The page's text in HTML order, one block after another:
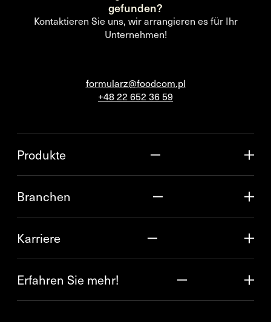
gefunden?
Kontaktieren Sie uns, wir arrangieren es für Ihr
Unternehmen!
formularz@foodcom.pl
+48 22 652 36 59
Produkte
Branchen
Karriere
Erfahren Sie mehr!